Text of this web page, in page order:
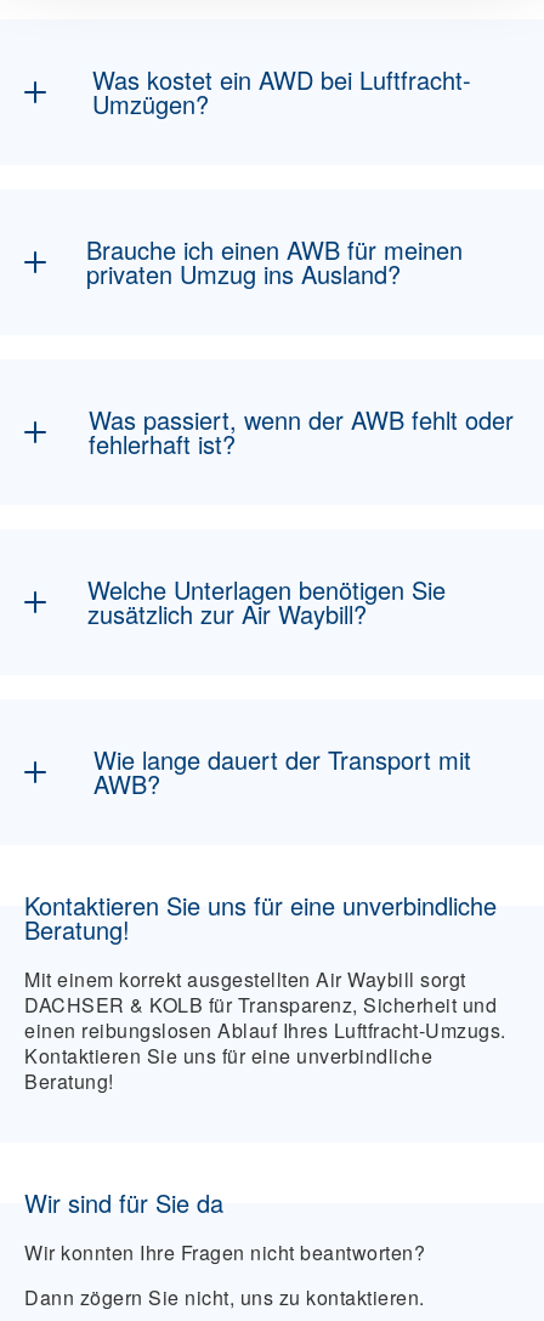
Was kostet ein AWD bei Luftfracht-
Umzügen?
(Volumengewicht), Zielregion und Airline ab.
Brauche ich einen AWB für meinen
privaten Umzug ins Ausland?
Was passiert, wenn der AWB fehlt oder
fehlerhaft ist?
Ihnen dabei, alle Angaben korrekt und
vollständig zu machen.
Welche Unterlagen benötigen Sie
zusätzlich zur Air Waybill?
die persönlichen Daten des Empfängers und
Zieladresse.
Wie lange dauert der Transport mit
AWB?
jedoch jederzeit die Live-Verfolgung bis zum
Proof of Delivery (POD)
Kontaktieren Sie uns für eine unverbindliche
Beratung!
Mit einem korrekt ausgestellten Air Waybill sorgt
DACHSER & KOLB für Transparenz, Sicherheit und
einen reibungslosen Ablauf Ihres Luftfracht-Umzugs.
Kontaktieren Sie uns für eine unverbindliche
Beratung!
Wir sind für Sie da
Wir konnten Ihre Fragen nicht beantworten?
Dann zögern Sie nicht, uns zu kontaktieren.